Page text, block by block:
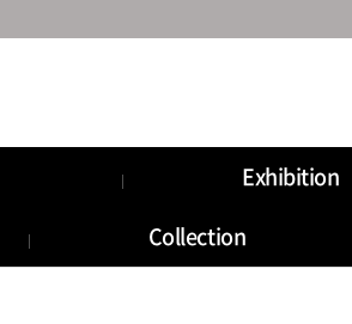
Exhibition
Collection
Information